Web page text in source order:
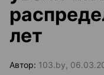
лет
Автор: 103.by,